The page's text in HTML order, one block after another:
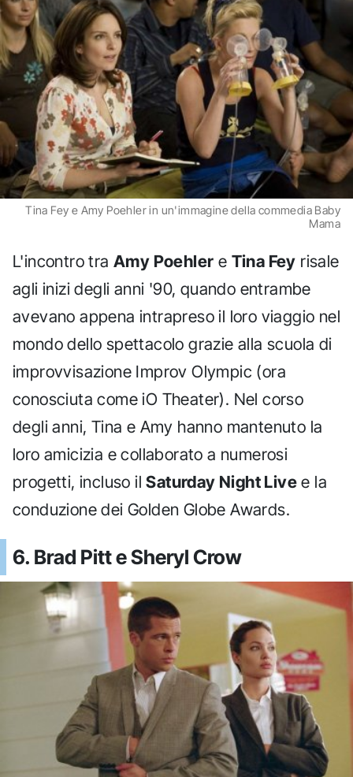
Tina Fey e Amy Poehler in un'immagine della commedia Baby
Mama
L'incontro tra Amy Poehler e Tina Fey risale
agli inizi degli anni '90, quando entrambe
avevano appena intrapreso il loro viaggio nel
mondo dello spettacolo grazie alla scuola di
improvvisazione Improv Olympic (ora
conosciuta come iO Theater). Nel corso
degli anni, Tina e Amy hanno mantenuto la
loro amicizia e collaborato a numerosi
progetti, incluso ilSaturday Night Live e la
conduzione dei Golden Globe Awards.
6. Brad Pitt e Sheryl Crow